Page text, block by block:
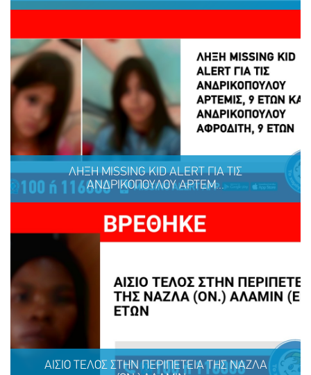
Ένα μεγάλο ευχαριστώ στη ΜΕΛΚΑΤ
ΜΟΙΡΑΣΟΥ
ΔΡΑΣΕ
ΛΗΞΗ MISSING KID ALERT ΓΙΑ ΤΙΣ
ΑΝΔΡΙΚΟΠΟΥΛΟΥ ΑΡΤΕΜ...
ΛΗΞΗ MISSING KID ALERT ΓΙΑ ΤΙΣ ΑΝΔΡΙΚΟΠΟΥΛΟΥ
ΑΡΤΕΜΙΣ, 9 ΕΤΩΝ ΚΑΙ ΑΝΔΡΙΚΟΠΟΥΛΟΥ ΑΦΡΟΔΙΤΗ, 9
ΕΤΩΝ
ΑΙΣΙΟ ΤΕΛΟΣ ΣΤΗΝ ΠΕΡΙΠΕΤΕΙΑ ΤΗΣ ΝΑΖΛΑ